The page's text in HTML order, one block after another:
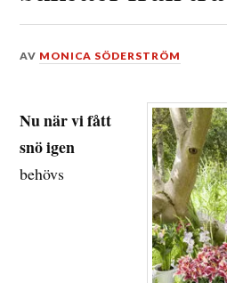
DEN
2017
AV MONICA SÖDERSTRÖM
Nu när vi fått
snö igen
behövs